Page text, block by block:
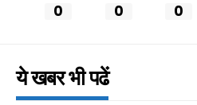
0 0 0
ये खबर भी पढें